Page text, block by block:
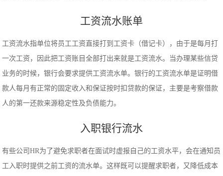
工资流水账单
工资流水指单位将员工工资直接打到工资卡（借记卡），由于是每月打
一次工资，因此把工资账目全部打出来就是工资流水。当办理某些信贷
业务的时候，银行会要求提供工资流水单。银行的工资流水单是证明借
款人每月有正常的固定收入和保证按时扣贷款的保证，主要是考察借款
人的第一还款来源稳定性及负债能力。
入职银行流水
有些公司HR为了避免求职者在面试时虚报自己的工资水平，会在通知员
工入职时提供之前工资的流水单。这样既可以提醒求职者，又降低成本